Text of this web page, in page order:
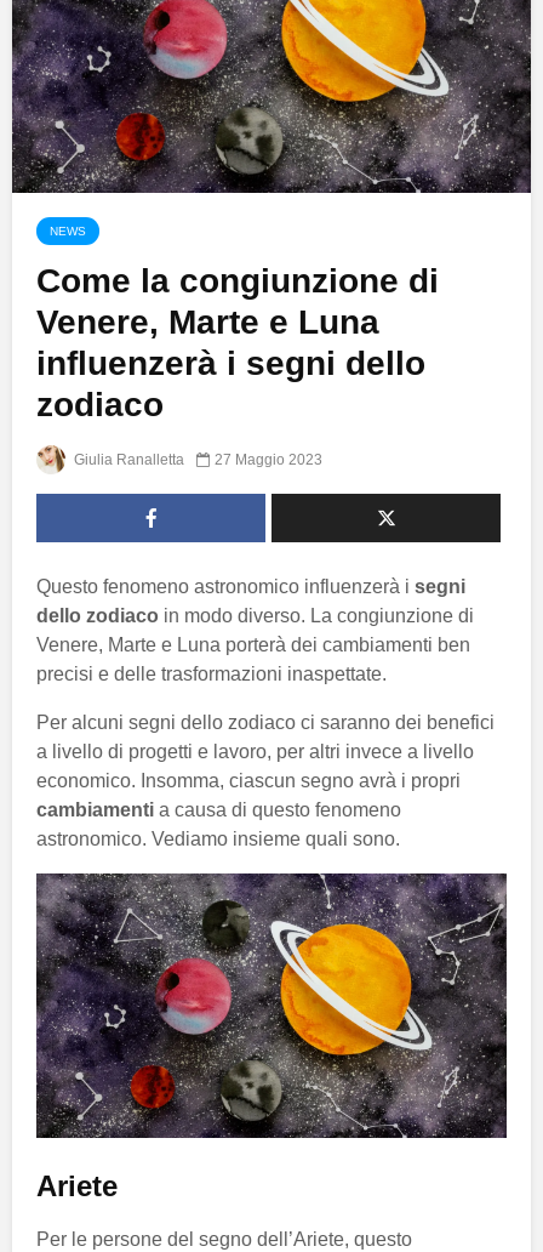
NEWS
Come la congiunzione di
Venere, Marte e Luna
influenzerà i segni dello
zodiaco
Giulia Ranalletta 27 Maggio 2023
Questo fenomeno astronomico influenzerà i segni
dello zodiaco in modo diverso. La congiunzione di
Venere, Marte e Luna porterà dei cambiamenti ben
precisi e delle trasformazioni inaspettate.
Per alcuni segni dello zodiaco ci saranno dei benefici
a livello di progetti e lavoro, per altri invece a livello
economico. Insomma, ciascun segno avrà i propri
cambiamenti a causa di questo fenomeno
astronomico. Vediamo insieme quali sono.
Ariete
Per le persone del segno dell’Ariete, questo